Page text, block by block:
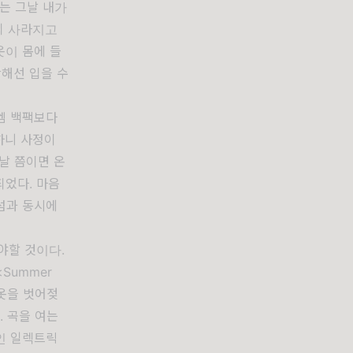
그날 내가
사라지고
이 몸에 들
선 입을 수
백팩보다
사정이
쯤이면 온
었다. 마음
동시에
할 것이다.
을 벗어젖
곡을 여는
일렉트릭